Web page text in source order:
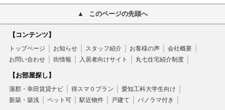
このページの先頭へ
【コンテンツ】
トップページ お知らせ スタッフ紹介 お客様の声
会社概要
お問い合わせ
街情報 入居者向けサイト 丸七住宅紹介制度
【お部屋探し】
蒲郡・幸田賃貸ナビ 得スマ０プラン
愛知工科大学生向け
新築・築浅
ペット可 駅近物件 戸建て パノラマ付き